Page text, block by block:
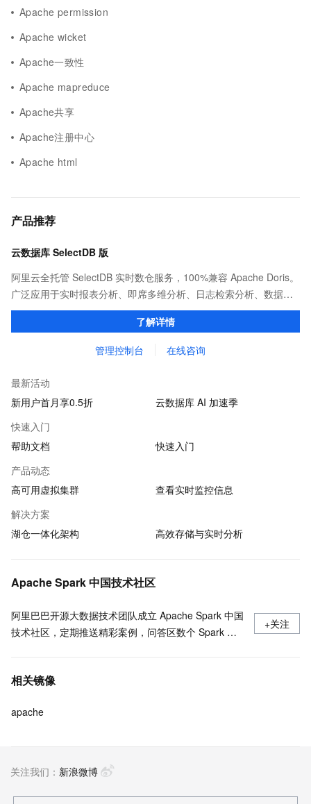
Apache permission
Apache wicket
Apache一致性
Apache mapreduce
Apache共享
Apache注册中心
Apache html
产品推荐
云数据库 SelectDB 版
阿里云全托管 SelectDB 实时数仓服务，100%兼容 Apache Doris。
广泛应用于实时报表分析、即席多维分析、日志检索分析、数据联
邦与查询加速等场景，为客户提供极致性能、简单易用的数据分析
了解详情
管理控制台 在线咨询
最新活动
新用户首月享0.5折
云数据库 AI 加速季
快速入门
帮助文档
快速入门
产品动态
高可用虚拟集群
查看实时监控信息
解决方案
湖仓一体化架构
高效存储与实时分析
Apache Spark 中国技术社区
阿里巴巴开源大数据技术团队成立 Apache Spark 中国
技术社区，定期推送精彩案例，问答区数个 Spark 技
+关注
相关镜像
apache
关注我们： 新浪微博